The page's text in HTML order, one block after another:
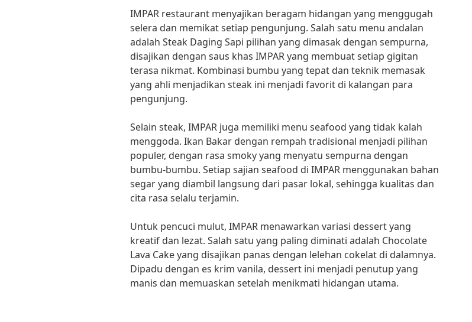
IMPAR restaurant menyajikan beragam hidangan yang menggugah
selera dan memikat setiap pengunjung. Salah satu menu andalan
adalah Steak Daging Sapi pilihan yang dimasak dengan sempurna,
disajikan dengan saus khas IMPAR yang membuat setiap gigitan
terasa nikmat. Kombinasi bumbu yang tepat dan teknik memasak
yang ahli menjadikan steak ini menjadi favorit di kalangan para
pengunjung.
Selain steak, IMPAR juga memiliki menu seafood yang tidak kalah
menggoda. Ikan Bakar dengan rempah tradisional menjadi pilihan
populer, dengan rasa smoky yang menyatu sempurna dengan
bumbu-bumbu. Setiap sajian seafood di IMPAR menggunakan bahan
segar yang diambil langsung dari pasar lokal, sehingga kualitas dan
cita rasa selalu terjamin.
Untuk pencuci mulut, IMPAR menawarkan variasi dessert yang
kreatif dan lezat. Salah satu yang paling diminati adalah Chocolate
Lava Cake yang disajikan panas dengan lelehan cokelat di dalamnya.
Dipadu dengan es krim vanila, dessert ini menjadi penutup yang
manis dan memuaskan setelah menikmati hidangan utama.